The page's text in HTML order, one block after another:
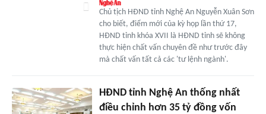
Chủ tịch HĐND tỉnh Nghệ An Nguyễn Xuân Sơn
cho biết, điểm mới của kỳ họp lần thứ 17,
HĐND tỉnh khóa XVII là HĐND tỉnh sẽ không
thực hiện chất vấn chuyên đề như trước đây
mà chất vấn tất cả các 'tư lệnh ngành'.
HĐND tỉnh Nghệ An thống nhất
điều chỉnh hơn 35 tỷ đồng vốn